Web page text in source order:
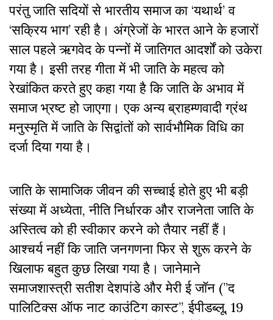
परंतु जाति सदियों से भारतीय समाज का ‘यथार्थ’ व
‘सक्रिय भाग’ रही है। अंग्रेजों के भारत आने के हजारों
साल पहले ऋगवेद के पन्नों में जातिगत आदर्शों को उकेरा
गया है। इसी तरह गीता में भी जाति के महत्व को
रेखांकित करते हुए कहा गया है कि जाति के अभाव में
समाज भ्रष्ट हो जाएगा। एक अन्य ब्राहम्णवादी ग्रंथ
मनुस्मृति में जाति के सिद्वांतों को सार्वभौमिक विधि का
दर्जा दिया गया है।
जाति के सामाजिक जीवन की सच्चाई होते हुए भी बड़ी
संख्या में अध्येता, नीति निर्धारक और राजनेता जाति के
अस्तित्व को ही स्वीकार करने को तैयार नहीं हैं।
आश्चर्य नहीं कि जाति जनगणना फिर से शुरू करने के
खिलाफ बहुत कुछ लिखा गया है। जानेमाने
समाजशास्त्री सतीश देशपांडे और मेरी ई जॉन (”द
पालिटिक्स ऑफ नाट काउंटिग कास्ट”, ईपीडब्लू, 19